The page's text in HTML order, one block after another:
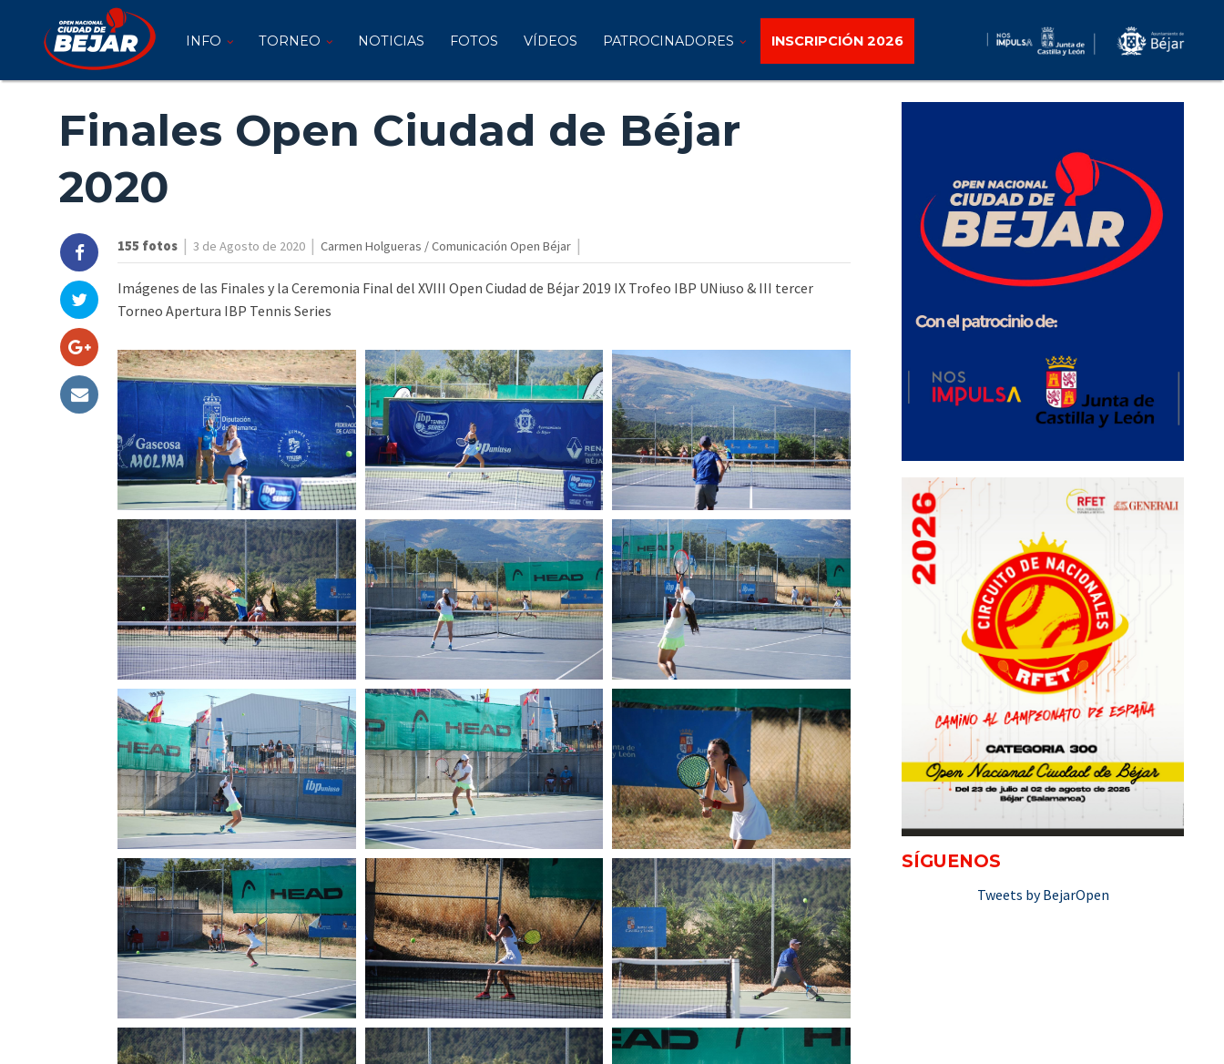
TORNEO
FOTOS
VÍDEOS
INSCRIPCIÓN
INFO TORNEO NOTICIAS FOTOS VÍDEOS PATROCINADORES INSCRIPCIÓN 2026
Finales Open Ciudad de Béjar
2020
155 fotos | 3 de Agosto de 2020 | Carmen Holgueras / Comunicación Open Béjar |
Imágenes de las Finales y la Ceremonia Final del XVIII Open Ciudad de Béjar 2019 IX Trofeo IBP UNiuso & III tercer
Torneo Apertura IBP Tennis Series
SÍGUENOS
Tweets by BejarOpen